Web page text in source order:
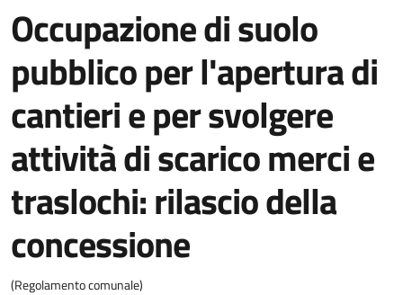
Occupazione di suolo
pubblico per l'apertura di
cantieri e per svolgere
attività di scarico merci e
traslochi: rilascio della
concessione
(Regolamento comunale)